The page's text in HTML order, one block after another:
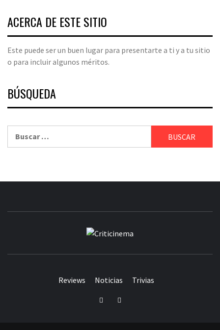
ACERCA DE ESTE SITIO
Este puede ser un buen lugar para presentarte a ti y a tu sitio
o para incluir algunos méritos.
BÚSQUEDA
Reviews Noticias Trivias
TwitterFacebook